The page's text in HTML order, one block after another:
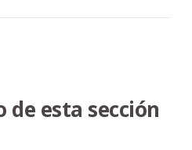
de esta sección